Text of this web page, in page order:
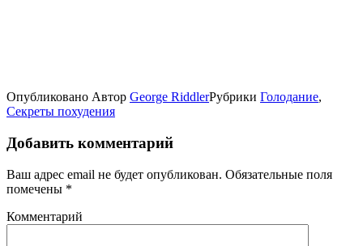
Опубликовано Автор George RiddlerРубрики Голодание,
Секреты похудения
Добавить комментарий
Ваш адрес email не будет опубликован. Обязательные поля
помечены *
Комментарий